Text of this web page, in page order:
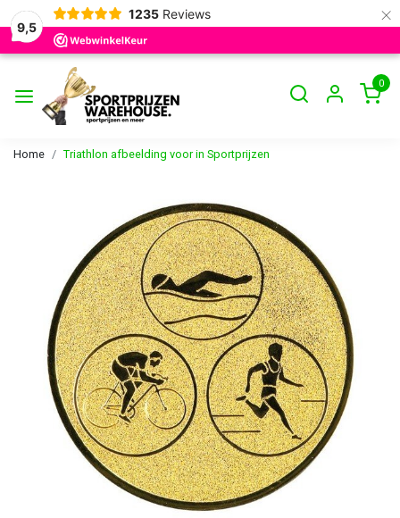
9,5
1235 Reviews ×
0
Home Triathlon afbeelding voor in Sportprijzen